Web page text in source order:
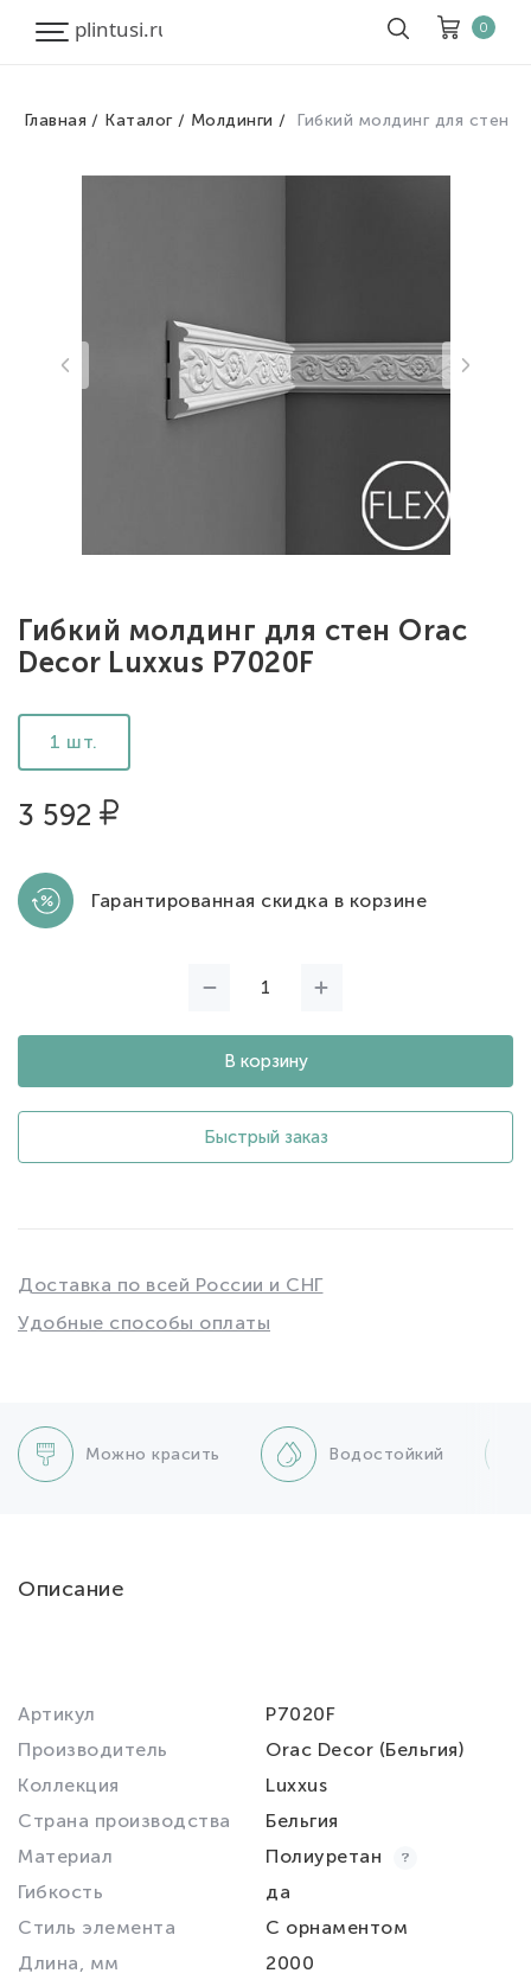
0
Главная Каталог Молдинги Гибкий молдинг для стен
Гибкий молдинг для стен Orac
Decor Luxxus P7020F
1 шт.
3 592
Гарантированная скидка в корзине
В корзину
Быстрый заказ
Доставка по всей России и СНГ
Удобные способы оплаты
Можно красить Водостойкий
Описание
Артикул
P7020F
Производитель
Orac Decor (Бельгия)
Коллекция
Luxxus
Страна производства
Бельгия
Материал
Полиуретан
Гибкость
да
Стиль элемента
С орнаментом
Длина, мм
2000